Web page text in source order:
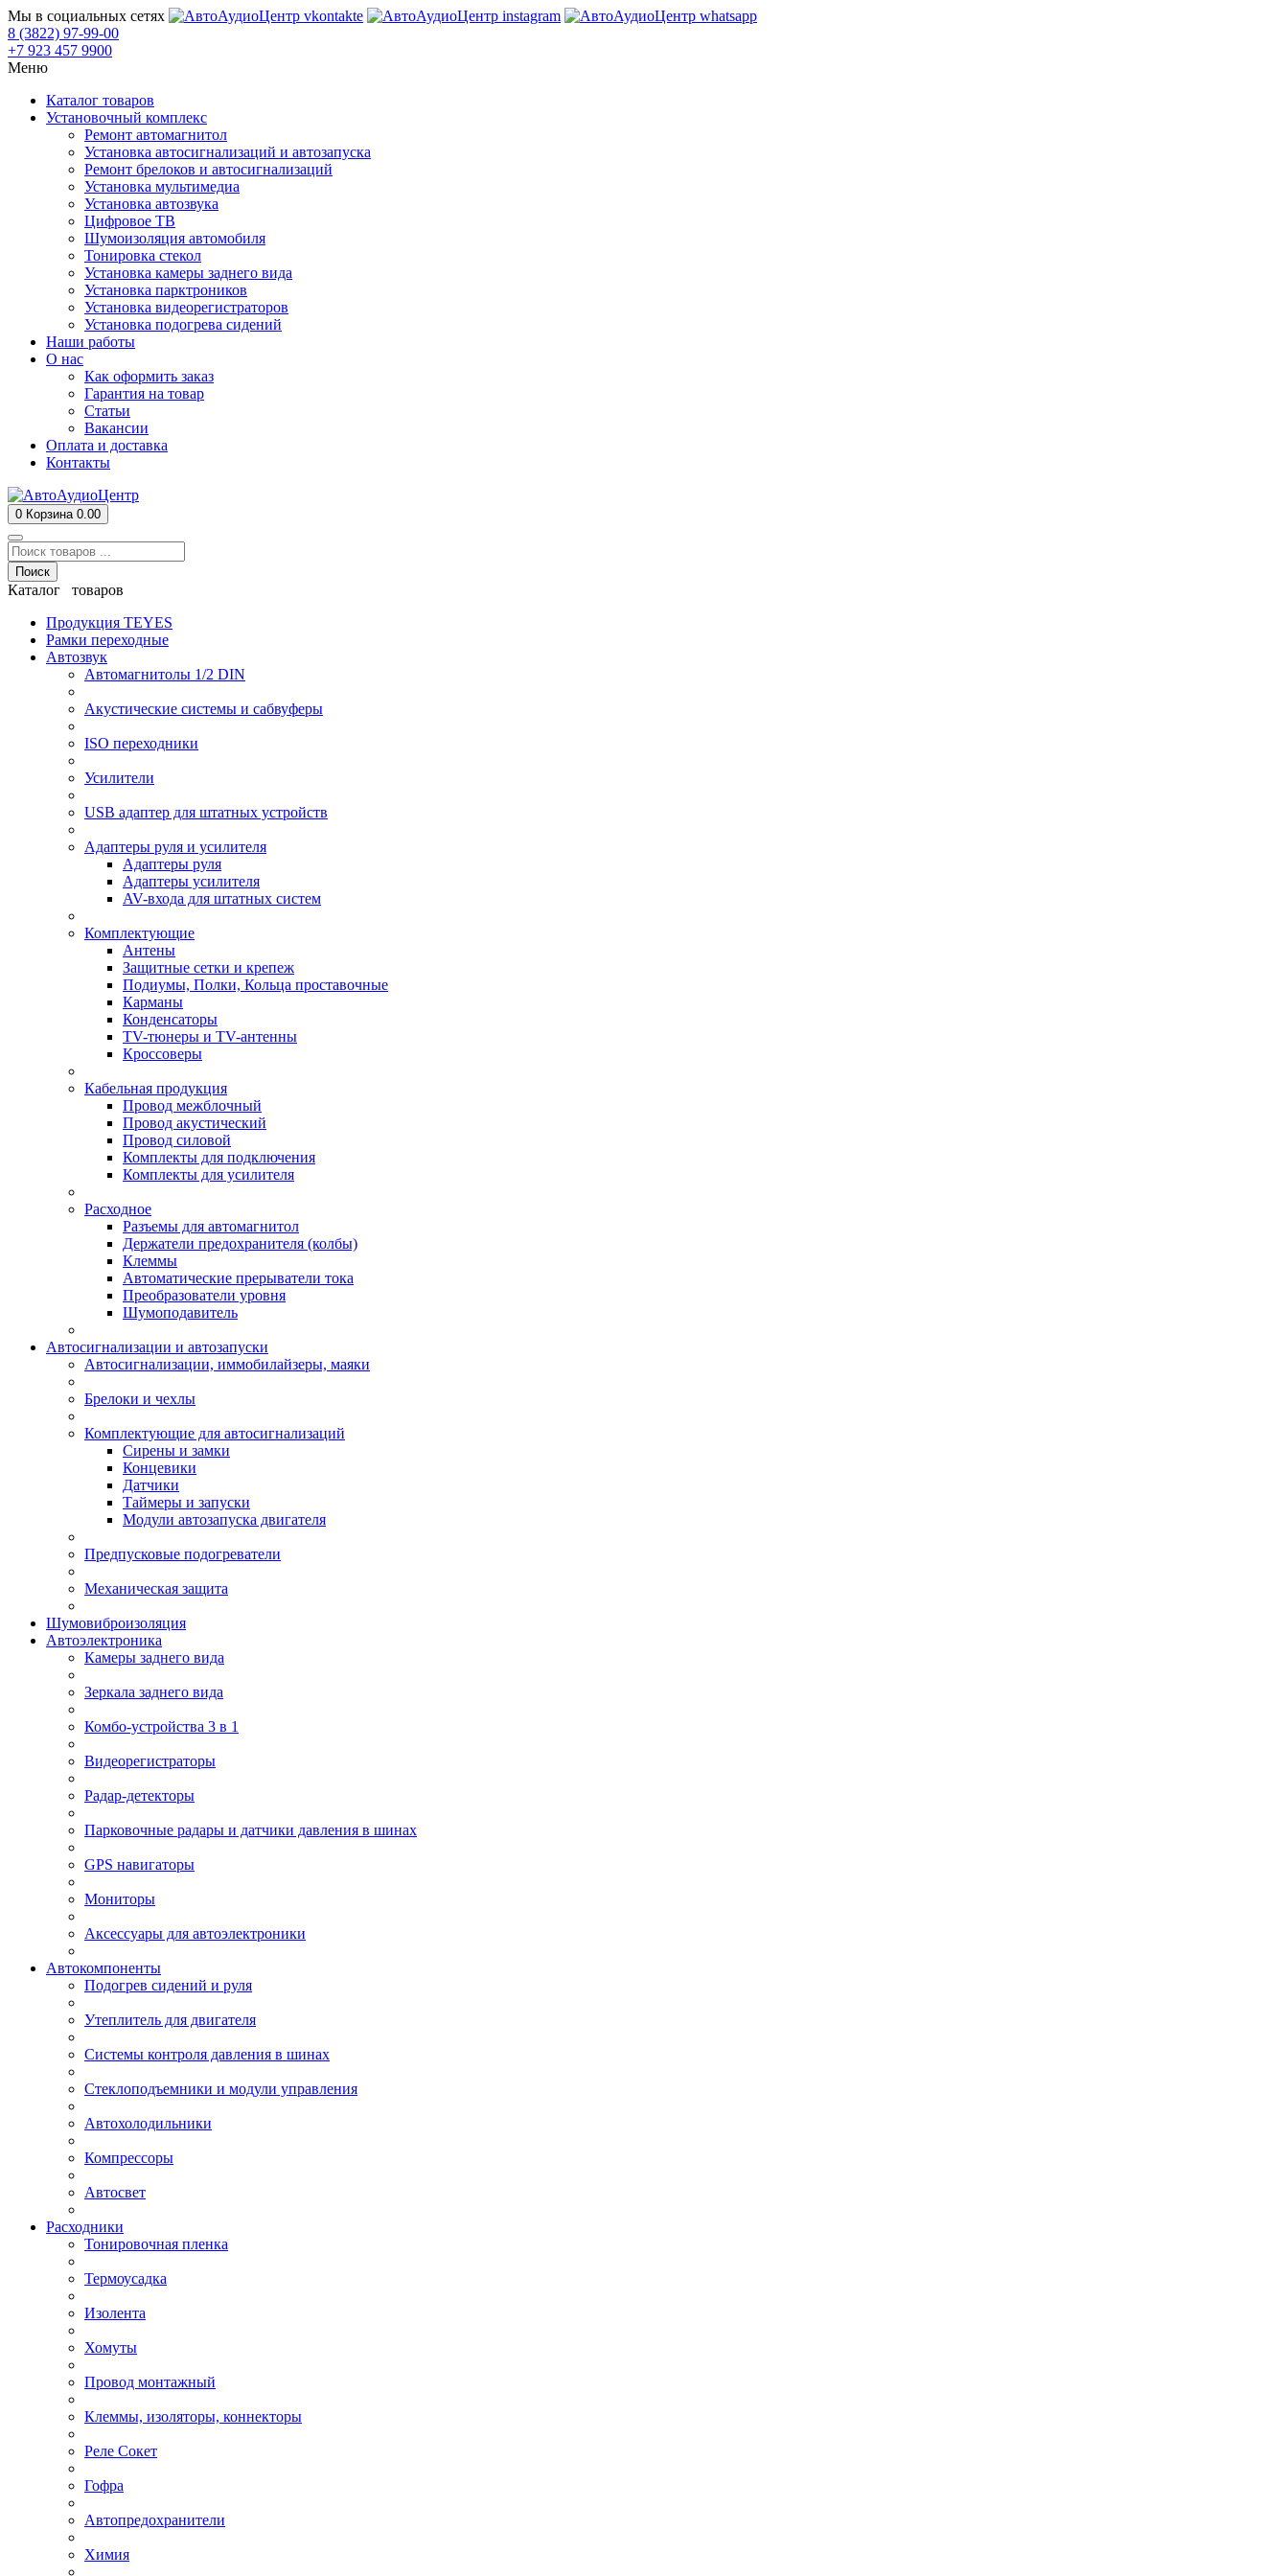
Мы в социальных сетях
8 (3822) 97-99-00
+7 923 457 9900
Меню
Каталог товаров
Установочный комплекс
Ремонт автомагнитол
Установка автосигнализаций и автозапуска
Ремонт брелоков и автосигнализаций
Установка мультимедиа
Установка автозвука
Цифровое ТВ
Шумоизоляция автомобиля
Тонировка стекол
Установка камеры заднего вида
Установка парктроников
Установка видеорегистраторов
Установка подогрева сидений
Наши работы
О нас
Как оформить заказ
Гарантия на товар
Статьи
Вакансии
Оплата и доставка
Контакты
0 Корзина 0.00
Поиск
Каталог товаров
Продукция TEYES
Рамки переходные
Автозвук
Автомагнитолы 1/2 DIN
Акустические системы и сабвуферы
ISO переходники
Усилители
USB адаптер для штатных устройств
Адаптеры руля и усилителя
Адаптеры руля
Адаптеры усилителя
AV-входа для штатных систем
Комплектующие
Антены
Защитные сетки и крепеж
Подиумы, Полки, Кольца проставочные
Карманы
Конденсаторы
TV-тюнеры и TV-антенны
Кроссоверы
Кабельная продукция
Провод межблочный
Провод акустический
Провод силовой
Комплекты для подключения
Комплекты для усилителя
Расходное
Разъемы для автомагнитол
Держатели предохранителя (колбы)
Клеммы
Автоматические прерыватели тока
Преобразователи уровня
Шумоподавитель
Автосигнализации и автозапуски
Автосигнализации, иммобилайзеры, маяки
Брелоки и чехлы
Комплектующие для автосигнализаций
Сирены и замки
Концевики
Датчики
Таймеры и запуски
Модули автозапуска двигателя
Предпусковые подогреватели
Механическая защита
Шумовиброизоляция
Автоэлектроника
Камеры заднего вида
Зеркала заднего вида
Комбо-устройства 3 в 1
Видеорегистраторы
Радар-детекторы
Парковочные радары и датчики давления в шинах
GPS навигаторы
Мониторы
Аксессуары для автоэлектроники
Автокомпоненты
Подогрев сидений и руля
Утеплитель для двигателя
Системы контроля давления в шинах
Стеклоподъемники и модули управления
Автохолодильники
Компрессоры
Автосвет
Расходники
Тонировочная пленка
Термоусадка
Изолента
Хомуты
Провод монтажный
Клеммы, изоляторы, коннекторы
Реле Сокет
Гофра
Автопредохранители
Химия